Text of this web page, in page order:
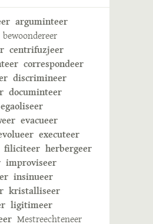
arguminteer
bewoondereer
centrifuzjeer
correspondeer
discrimineer
documinteer
egaoliseer
evacueer
executeer
filiciteer herbergeer
improviseer
insinueer
kristalliseer
ligitimeer
Mestreechteneer